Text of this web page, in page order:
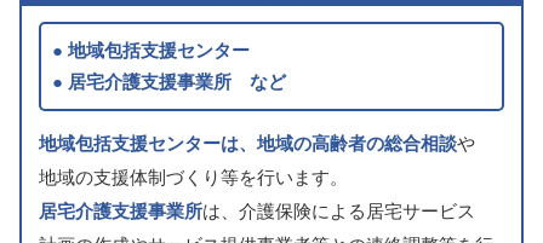
地域包括支援センター
居宅介護支援事業所など
地域包括支援センターは、 地域の高齢者の総合相談や
地域の支援体制 づくり等を行います。
居宅介護支援事業所は、 介護保険による 居宅サービス